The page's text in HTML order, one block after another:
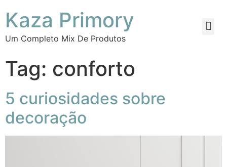
Kaza Primory
Um Completo Mix De Produtos
Tag: conforto
5 curiosidades sobre
decoração